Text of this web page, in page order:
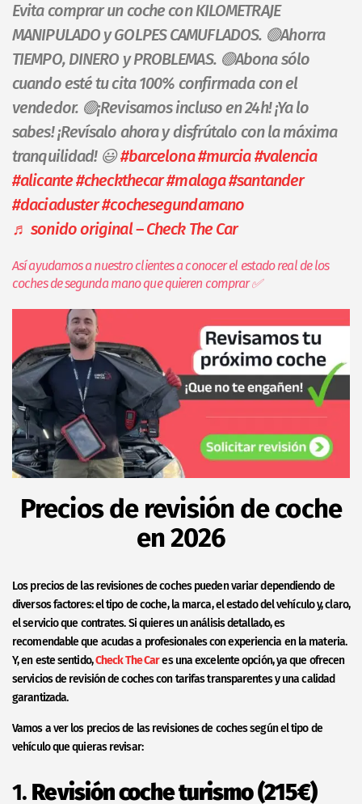
Evita comprar un coche con KILOMETRAJE
MANIPULADO y GOLPES CAMUFLADOS. 🟢Ahorra
TIEMPO, DINERO y PROBLEMAS. 🟢Abona sólo
cuando esté tu cita 100% confirmada con el
vendedor. 🟢¡Revisamos incluso en 24h! ¡Ya lo
sabes! ¡Revísalo ahora y disfrútalo con la máxima
tranquilidad! 😃#barcelona#murcia#valencia
#alicante#checkthecar#malaga#santander
#daciaduster#cochesegundamano
♬ sonido original – Check The Car
Así ayudamos a nuestro clientes a conocer el estado real de los
coches de segunda mano que quieren comprar ✅
Precios de revisión de coche
en 2026
Los precios de las revisiones de coches pueden variar dependiendo de
diversos factores: el tipo de coche, la marca, el estado del vehículo y, claro,
el servicio que contrates. Si quieres un análisis detallado, es
recomendable que acudas a profesionales con experiencia en la materia.
Y, en este sentido,Check The Cares una excelente opción, ya que ofrecen
servicios de revisión de coches con tarifas transparentes y una calidad
garantizada.
Vamos a ver los precios de las revisiones de coches según el tipo de
vehículo que quieras revisar:
1. Revisión coche turismo (215€)